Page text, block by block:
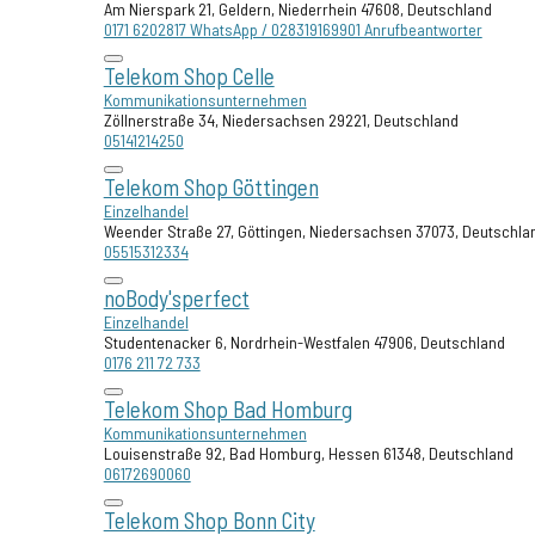
Am Nierspark 21, Geldern, Niederrhein 47608, Deutschland
0171 6202817 WhatsApp / 028319169901 Anrufbeantworter
Telekom Shop Celle
Kommunikationsunternehmen
Zöllnerstraße 34, Niedersachsen 29221, Deutschland
05141214250
Telekom Shop Göttingen
Einzelhandel
Weender Straße 27, Göttingen, Niedersachsen 37073,
05515312334
noBody'sperfect
Einzelhandel
Studentenacker 6, Nordrhein-Westfalen 47906, Deutschland
0176 211 72 733
Telekom Shop Bad Homburg
Kommunikationsunternehmen
Louisenstraße 92, Bad Homburg, Hessen 61348, Deutschland
06172690060
Telekom Shop Bonn City